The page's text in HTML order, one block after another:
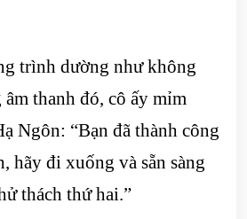
trình dường như không
thanh đó, cô ấy mỉm
Ngôn: “Bạn đã thành công
hãy đi xuống và sẵn sàng
thách thứ hai.”